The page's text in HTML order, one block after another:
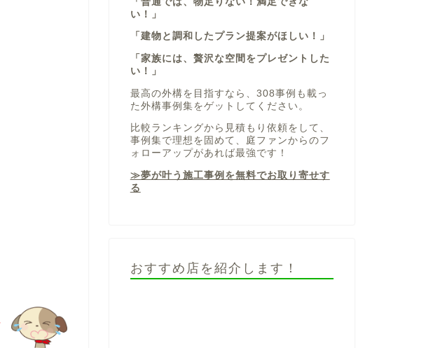
い！」
「建物と調和したプラン提案がほしい！」
「家族には、贅沢な空間をプレゼントした
い！」
最高の外構を目指すなら、308事例も載っ
た外構事例集をゲットしてください。
比較ランキングから見積もり依頼をして、
事例集で理想を固めて、庭ファンからのフ
ォローアップがあれば最強です！
≫夢が叶う施工事例を無料でお取り寄せす
る
おすすめ店を紹介します！